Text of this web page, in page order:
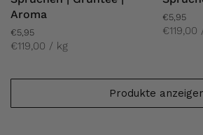
Aroma
€5,95
€119,00 / kg
€5,95
€119,00
Produkte